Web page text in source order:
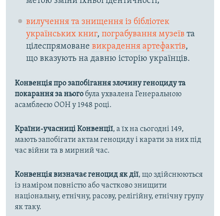
вилучення та знищення із бібліотек
українських книг, пограбування музеїв та
цілеспрямоване викрадення артефактів,
що вказують на давню історію українців.
Конвенція про запобігання злочину геноциду та
покарання за ньогобула ухвалена Генеральною
асамблеєю ООН у 1948 році.
Країни-учасниці Конвенції, а їх на сьогодні 149,
мають запобігати актам геноциду і карати за них під
час війни та в мирний час.
Конвенція визначає геноцид як дії, що здійснюються
із наміром повністю або частково знищити
національну, етнічну, расову, релігійну, етнічну групу
як таку.